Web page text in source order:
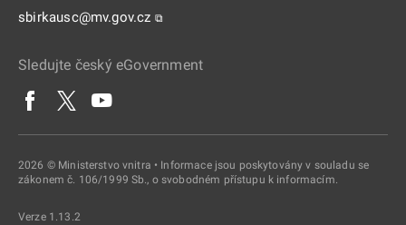
sbirkausc@mv.gov.cz ⧉
Sledujte český eGovernment
2026 © Ministerstvo vnitra • Informace jsou poskytovány v souladu se
zákonem č. 106/1999 Sb., o svobodném přístupu k informacím.
Verze 1.13.2